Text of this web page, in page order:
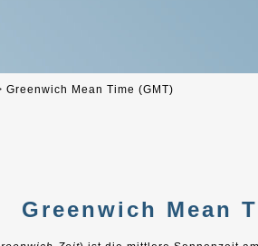
Greenwich Mean Time (GMT)
Greenwich Mean